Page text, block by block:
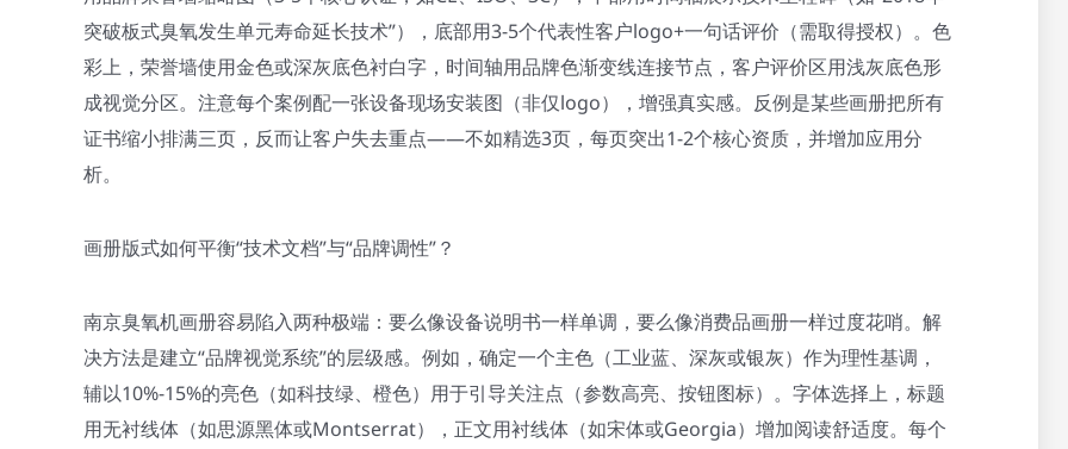
突破板式臭氧发生单元寿命延长技术”），底部用3-5个代表性客户logo+一句话评价（需取得授权）。色
彩上，荣誉墙使用金色或深灰底色衬白字，时间轴用品牌色渐变线连接节点，客户评价区用浅灰底色形
成视觉分区。注意每个案例配一张设备现场安装图（非仅logo），增强真实感。反例是某些画册把所有
证书缩小排满三页，反而让客户失去重点——不如精选3页，每页突出1-2个核心资质，并增加应用分
析。
画册版式如何平衡“技术文档”与“品牌调性”？
南京臭氧机画册容易陷入两种极端：要么像设备说明书一样单调，要么像消费品画册一样过度花哨。解
决方法是建立“品牌视觉系统”的层级感。例如，确定一个主色（工业蓝、深灰或银灰）作为理性基调，
辅以10%-15%的亮色（如科技绿、橙色）用于引导关注点（参数高亮、按钮图标）。字体选择上，标题
用无衬线体（如思源黑体或Montserrat），正文用衬线体（如宋体或Georgia）增加阅读舒适度。每个